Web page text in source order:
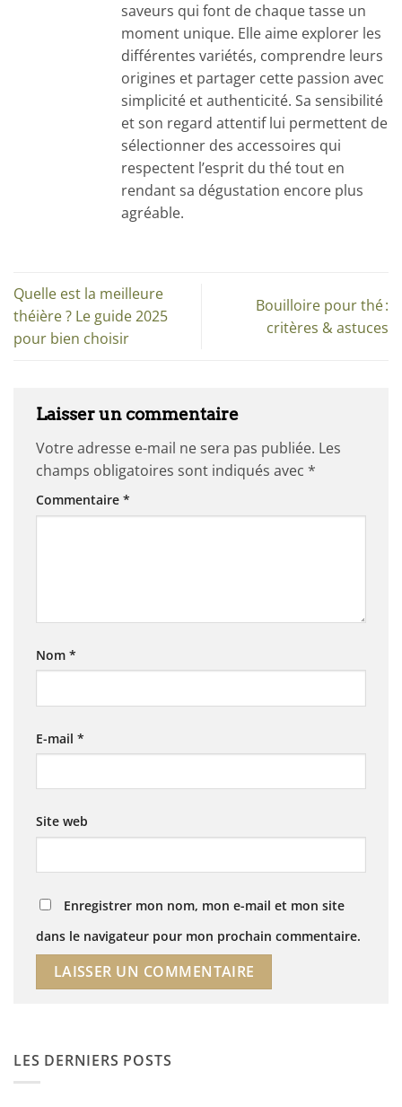
saveurs qui font de chaque tasse un
moment unique. Elle aime explorer les
différentes variétés, comprendre leurs
origines et partager cette passion avec
simplicité et authenticité. Sa sensibilité
et son regard attentif lui permettent de
sélectionner des accessoires qui
respectent l’esprit du thé tout en
rendant sa dégustation encore plus
agréable.
Quelle est la meilleure
théière ? Le guide 2025
pour bien choisir
Bouilloire pour thé :
critères & astuces
Laisser un commentaire
Votre adresse e-mail ne sera pas publiée. Les
champs obligatoires sont indiqués avec *
Commentaire *
Nom *
E-mail *
Site web
Enregistrer mon nom, mon e-mail et mon site
dans le navigateur pour mon prochain commentaire.
LES DERNIERS POSTS